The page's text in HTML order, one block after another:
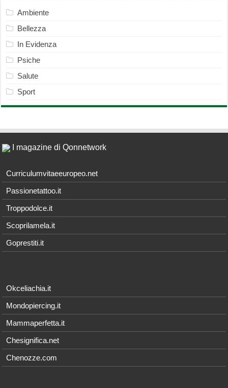
Ambiente
Bellezza
In Evidenza
Psiche
Salute
Sport
I magazine di Qonnetwork
Curriculumvitaeeuropeo.net
Passionetattoo.it
Troppodolce.it
Scoprilamela.it
Goprestiti.it
Okceliachia.it
Mondopiercing.it
Mammaperfetta.it
Chesignifica.net
Chenozze.com